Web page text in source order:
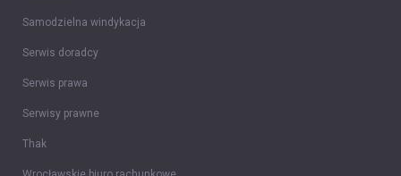
Samodzielna windykacja
Serwis doradcy
Serwis prawa
Serwisy prawne
Thak